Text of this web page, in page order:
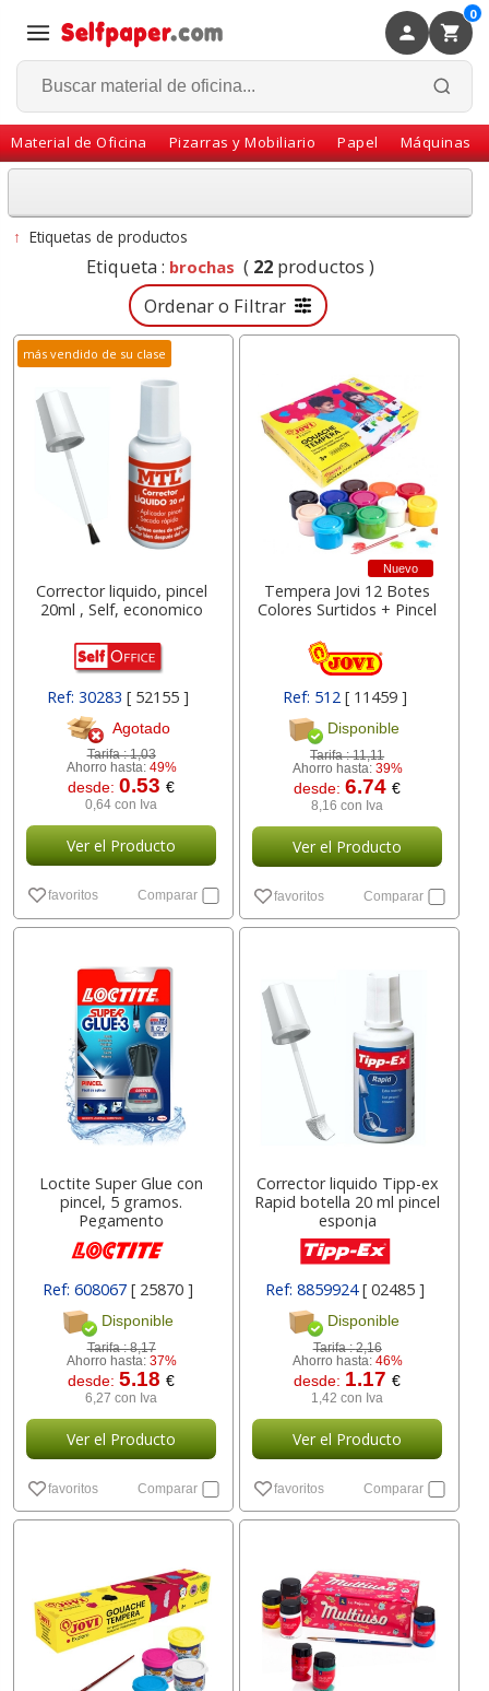
0
Material de Oficina Pizarras y Mobiliario Papel Máquinas
Volver
↑Etiquetas de productos
Etiqueta : brochas ( 22 productos )
Ordenar o Filtrar
más vendido de su clase
Corrector liquido, pincel
20ml , Self, economico
Ref: 30283[ 52155 ]
Agotado
Tarifa :1,03
Ahorro hasta: 49%
desde:0.53€
0,64 con Iva
Ver el Producto
favoritos Comparar
Nuevo
Tempera Jovi 12 Botes
Colores Surtidos + Pincel
Ref: 512 [ 11459 ]
Disponible
Tarifa :11,11
Ahorro hasta: 39%
desde:6.74€
8,16 con Iva
Ver el Producto
favoritos Comparar
Loctite Super Glue con
pincel, 5 gramos.
Pegamento
Ref: 608067[ 25870 ]
Disponible
Tarifa :8,17
Ahorro hasta: 37%
desde:5.18€
6,27 con Iva
Ver el Producto
favoritos Comparar
Corrector liquido Tipp-ex
Rapid botella 20 ml pincel
esponja
Ref: 8859924[ 02485 ]
Disponible
Tarifa :2,16
Ahorro hasta: 46%
desde: 1.17€
1,42 con Iva
Ver el Producto
favoritos Comparar